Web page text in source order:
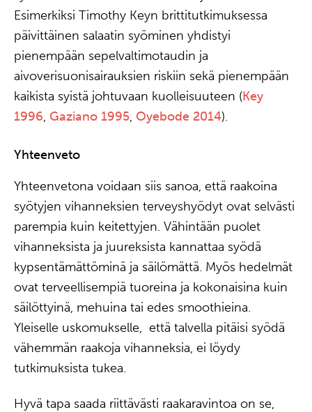
Esimerkiksi Timothy Keyn brittitutkimuksessa
päivittäinen salaatin syöminen yhdistyi
pienempään sepelvaltimotaudin ja
aivoverisuonisairauksien riskiin sekä pienempään
kaikista syistä johtuvaan kuolleisuuteen (Key
1996, Gaziano 1995, Oyebode 2014).
Yhteenveto
Yhteenvetona voidaan siis sanoa, että raakoina
syötyjen vihanneksien terveyshyödyt ovat selvästi
parempia kuin keitettyjen. Vähintään puolet
vihanneksista ja juureksista kannattaa syödä
kypsentämättöminä ja säilömättä. Myös hedelmät
ovat terveellisempiä tuoreina ja kokonaisina kuin
säilöttyinä, mehuina tai edes smoothieina.
Yleiselle uskomukselle, että talvella pitäisi syödä
vähemmän raakoja vihanneksia, ei löydy
tutkimuksista tukea.
Hyvä tapa saada riittävästi raakaravintoa on se,